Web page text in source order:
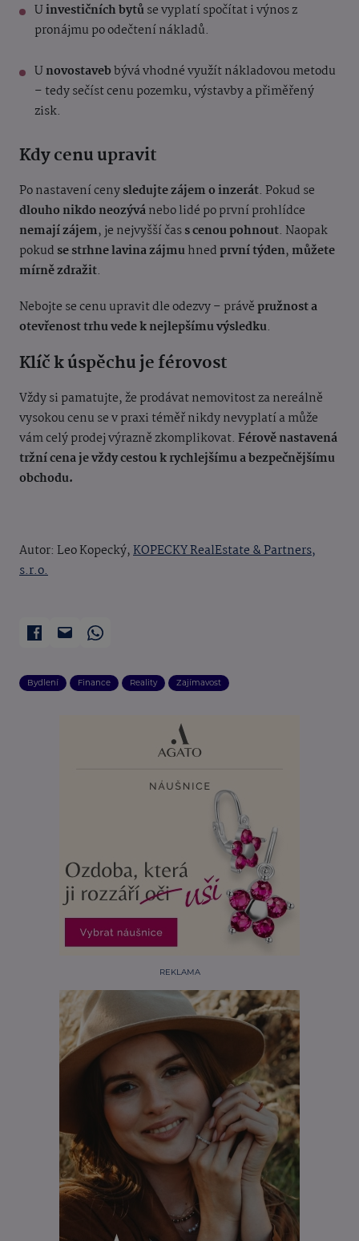
Uinvestičních bytůse vyplatí spočítat i výnos z
pronájmu po odečtení nákladů.
Unovostavebbývá vhodné využít nákladovou metodu
– tedy sečíst cenu pozemku, výstavby a přiměřený
zisk.
Kdy cenu upravit
Po nastavení cenysledujte zájem o inzerát. Pokud se
dlouho nikdo neozývánebo lidé po první prohlídce
nemají zájem, je nejvyšší čass cenou pohnout. Naopak
pokud se strhne lavina zájmuhned první týden, můžete
mírně zdražit.
Nebojte se cenu upravit dle odezvy – právě pružnost a
otevřenost trhu vede k nejlepšímu výsledku.
Klíč k úspěchu je férovost
Vždy si pamatujte, že prodávat nemovitost za nereálně
vysokou cenu se v praxi téměř nikdy nevyplatí a může
vám celý prodej výrazně zkomplikovat. Férově nastavená
tržní cena je vždy cestou k rychlejšímu a bezpečnějšímu
obchodu.
Autor: Leo Kopecký,KOPECKY RealEstate & Partners,
s.r.o.
Bydlení Finance Reality Zajímavost
REKLAMA